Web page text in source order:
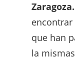
Zaragoza.
encontrar
que han
la